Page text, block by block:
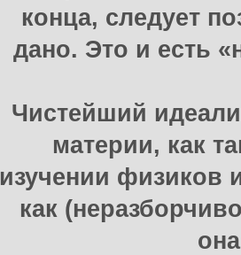
конца, следует
дано. Это и есть
Чистейший
материи, как
изучении физиков
как